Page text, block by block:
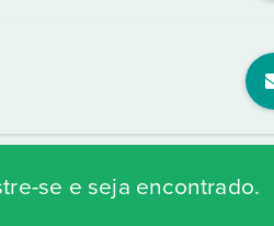
se e seja encontrado.